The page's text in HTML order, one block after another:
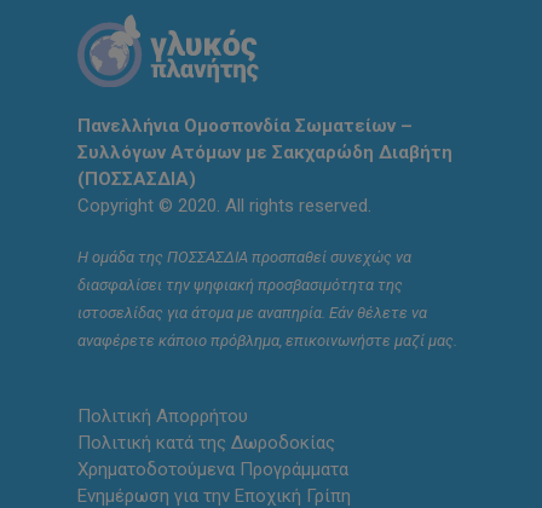
Πανελλήνια Ομοσπονδία Σωματείων –
Συλλόγων Ατόμων με Σακχαρώδη Διαβήτη
(ΠΟΣΣΑΣΔΙΑ)
Copyright © 2020. All rights reserved.
Η ομάδα της ΠΟΣΣΑΣΔΙΑ προσπαθεί συνεχώς να
διασφαλίσει την ψηφιακή προσβασιμότητα της
ιστοσελίδας για άτομα με αναπηρία. Εάν θέλετε να
αναφέρετε κάποιο πρόβλημα, επικοινωνήστε μαζί μας.
Πολιτική Απορρήτου
Πολιτική κατά της Δωροδοκίας
Χρηματοδοτούμενα Προγράμματα
Ενημέρωση για την Εποχική Γρίπη